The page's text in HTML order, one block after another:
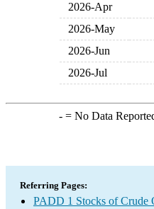
2026-Apr
2026-May
2026-Jun
2026-Jul
-= No Data
Referring Pages:
PADD 1 Stocks of Crude